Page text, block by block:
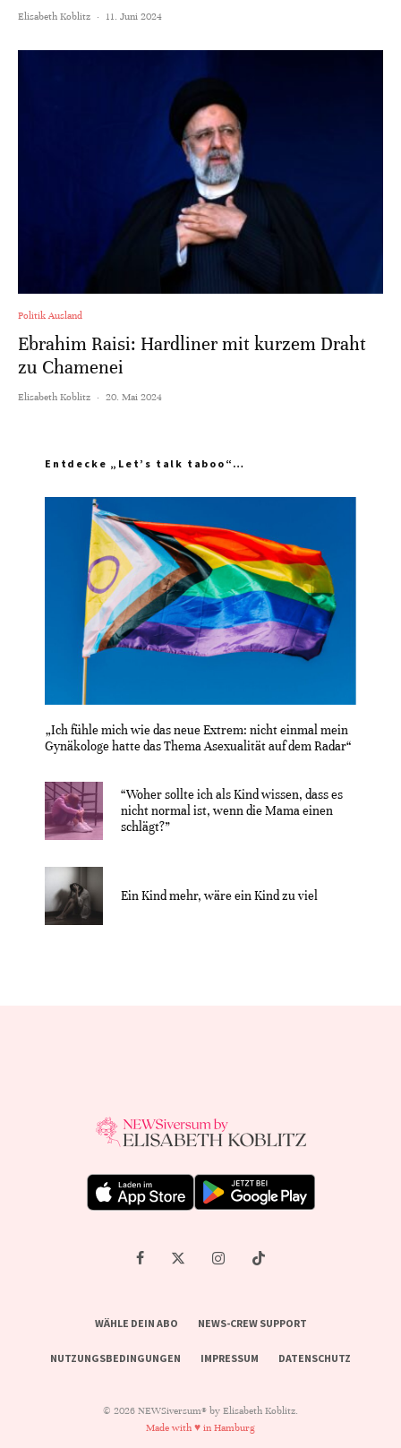
Elisabeth Koblitz · 11. Juni 2024
Politik Ausland
Ebrahim Raisi: Hardliner mit kurzem Draht
zu Chamenei
Elisabeth Koblitz · 20. Mai 2024
Entdecke „Let’s talk taboo“…
„Ich fühle mich wie das neue Extrem: nicht einmal mein
Gynäkologe hatte das Thema Asexualität auf dem Radar“
“Woher sollte ich als Kind wissen, dass es
nicht normal ist, wenn die Mama einen
schlägt?”
Ein Kind mehr, wäre ein Kind zu viel
WÄHLE DEIN ABO NEWS-CREW SUPPORT
NUTZUNGSBEDINGUNGEN IMPRESSUM DATENSCHUTZ
© 2026 NEWSiversum® by Elisabeth Koblitz.
Made with ♥ in Hamburg